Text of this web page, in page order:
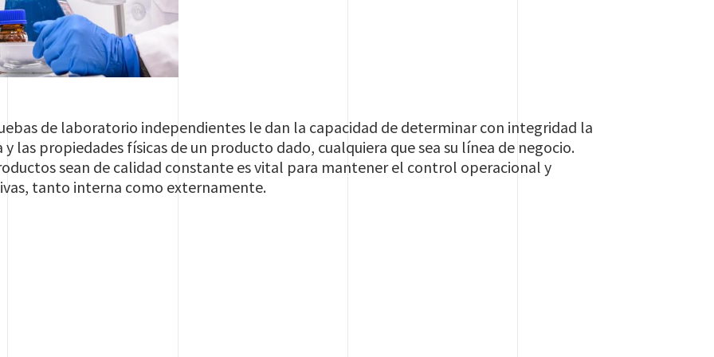
de laboratorio independientes le dan la capacidad de determinar con integridad la
las propiedades físicas de un producto dado, cualquiera que sea su línea de negocio.
sean de calidad constante es vital para mantener el control operacional y
tanto interna como externamente.